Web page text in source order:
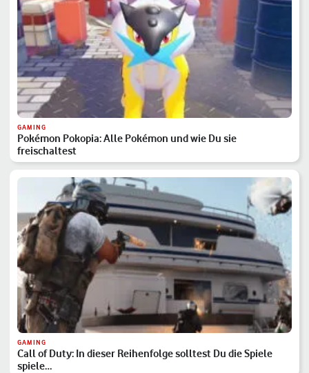
GAMING
Pokémon Pokopia: Alle Pokémon und wie Du sie
freischaltest
GAMING
Call of Duty: In dieser Reihenfolge solltest Du die Spiele
spiele…